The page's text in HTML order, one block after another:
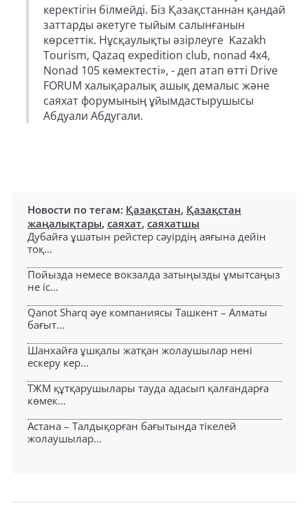
керектігін білмейді. Біз Қазақстаннан қандай
заттарды әкетуге тыйым салынғанын
көрсеттік. Нұсқаулықты әзірлеуге Kazakh
Tourism, Qazaq expedition club, nonad 4x4,
Nonad 105 көмектесті», - деп атап өтті Drive
FORUM халықаралық ашық демалыс және
саяхат форумының ұйымдастырушысы
Абдуали Абдугали.
Новости по тегам: Қазақстан, Қазақстан
жаңалықтары, саяхат, саяхатшы
Дубайға ұшатын рейстер сәуірдің аяғына дейін
тоқ...
Пойызда немесе вокзалда затыңызды ұмытсаңыз
не іс...
Qanot Sharq әуе компаниясы Ташкент – Алматы
бағыт...
Шанхайға ұшқалы жатқан жолаушылар нені
ескеру кер...
ТЖМ құтқарушылары тауда адасып қалғандарға
көмек...
Астана – Талдықорған бағытында тікелей
жолаушылар...